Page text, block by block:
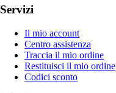
Servizi
Il mio account
Centro assistenza
Traccia il mio ordine
Restituisci il mio ordine
Codici sconto